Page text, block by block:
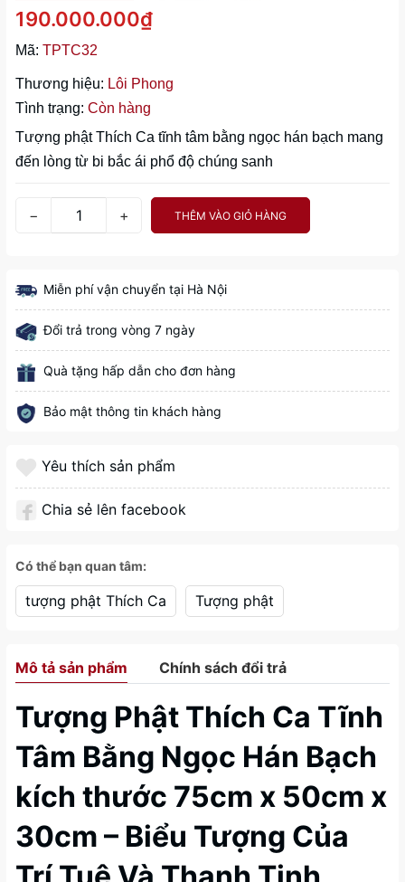
190.000.000₫
Mã: TPTC32
Thương hiệu: Lôi Phong
Tình trạng: Còn hàng
Tượng phật Thích Ca tĩnh tâm bằng ngọc hán bạch mang
đến lòng từ bi bắc ái phổ độ chúng sanh
− + THÊM VÀO GIỎ HÀNG
Miễn phí vận chuyển tại Hà Nội
Đổi trả trong vòng 7 ngày
Quà tặng hấp dẫn cho đơn hàng
Bảo mật thông tin khách hàng
Yêu thích sản phẩm
Chia sẻ lên facebook
Có thể bạn quan tâm:
tượng phật Thích Ca Tượng phật
Mô tả sản phẩm Chính sách đổi trả
Tượng Phật Thích Ca Tĩnh
Tâm Bằng Ngọc Hán Bạch
kích thước 75cm x 50cm x
30cm – Biểu Tượng Của